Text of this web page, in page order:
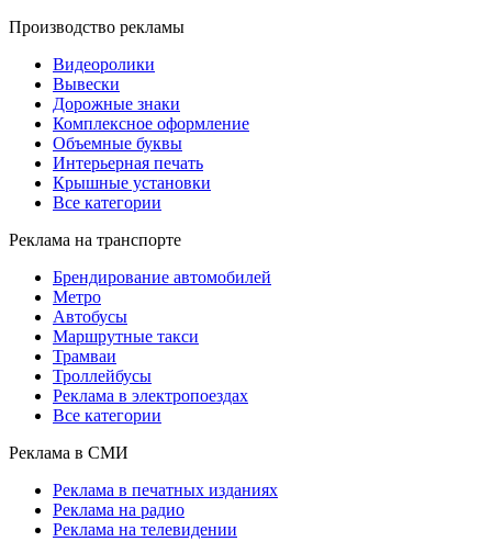
Производство рекламы
Видеоролики
Вывески
Дорожные знаки
Комплексное оформление
Объемные буквы
Интерьерная печать
Крышные установки
Все категории
Реклама на транспорте
Брендирование автомобилей
Метро
Автобусы
Маршрутные такси
Трамваи
Троллейбусы
Реклама в электропоездах
Все категории
Реклама в СМИ
Реклама в печатных изданиях
Реклама на радио
Реклама на телевидении